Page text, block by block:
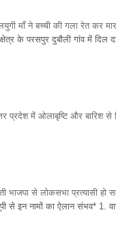
माँ ने बच्ची की गला रेत कर
के परसपुर दुबौली गांव में दिल
प्रदेश में ओलाबृष्टि और बारिश से
भाजपा से लोकसभा प्रत्यासी हो
से इन नामों का ऐलान संभव* 1.